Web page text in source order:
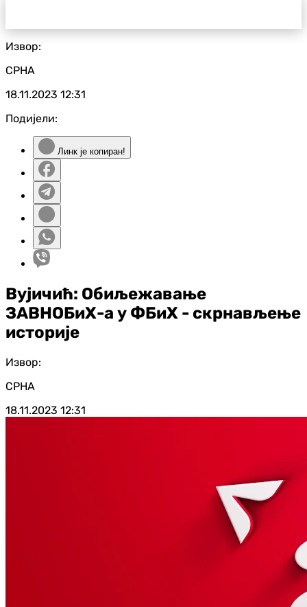
Извор:
СРНА
18.11.2023 12:31
Подијели:
Линк је копиран!
Вујичић: Обиљежавање
ЗАВНОБиХ-а у ФБиХ - скрнављење
историје
Извор:
СРНА
18.11.2023 12:31